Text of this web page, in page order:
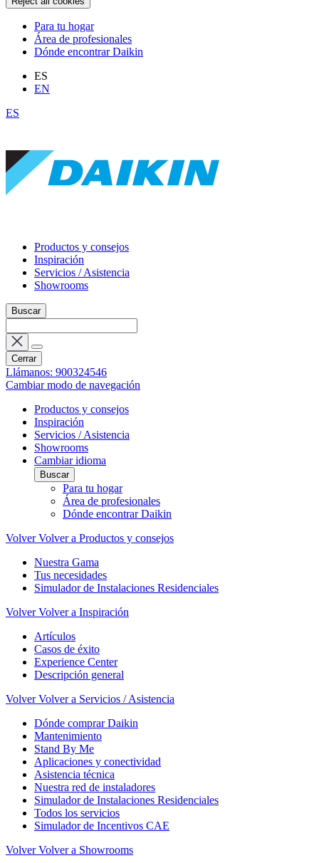
Para tu hogar
Área de profesionales
Dónde encontrar Daikin
ES
EN
ES
Productos y consejos
Inspiración
Servicios / Asistencia
Showrooms
Buscar
Cerrar
Llámanos: 900324546
Cambiar modo de navegación
Productos y consejos
Inspiración
Servicios / Asistencia
Showrooms
Cambiar idioma
Buscar
Para tu hogar
Área de profesionales
Dónde encontrar Daikin
Volver Volver a Productos y consejos
Nuestra Gama
Tus necesidades
Simulador de Instalaciones Residenciales
Volver Volver a Inspiración
Artículos
Casos de éxito
Experience Center
Descripción general
Volver Volver a Servicios / Asistencia
Dónde comprar Daikin
Mantenimiento
Stand By Me
Aplicaciones y conectividad
Asistencia técnica
Nuestra red de instaladores
Simulador de Instalaciones Residenciales
Todos los servicios
Simulador de Incentivos CAE
Volver Volver a Showrooms